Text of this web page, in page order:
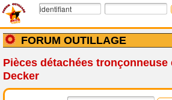
FORUM OUTILLAGE
Pièces détachées
Decker